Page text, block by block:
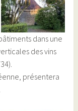
dans une
des vins
présentera